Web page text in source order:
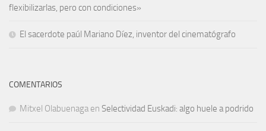
flexibilizarlas, pero con condiciones»
El sacerdote paúl Mariano Díez, inventor del cinematógrafo
COMENTARIOS
Mitxel Olabuenaga en Selectividad Euskadi: algo huele a podrido